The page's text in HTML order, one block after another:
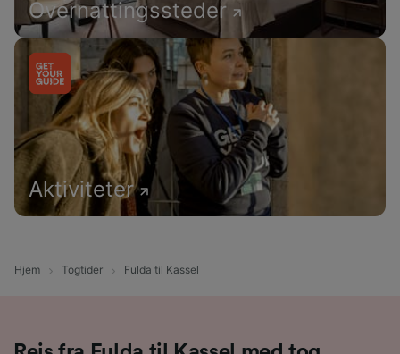
Overnattingssteder
Aktiviteter
Hjem Togtider Fulda til Kassel